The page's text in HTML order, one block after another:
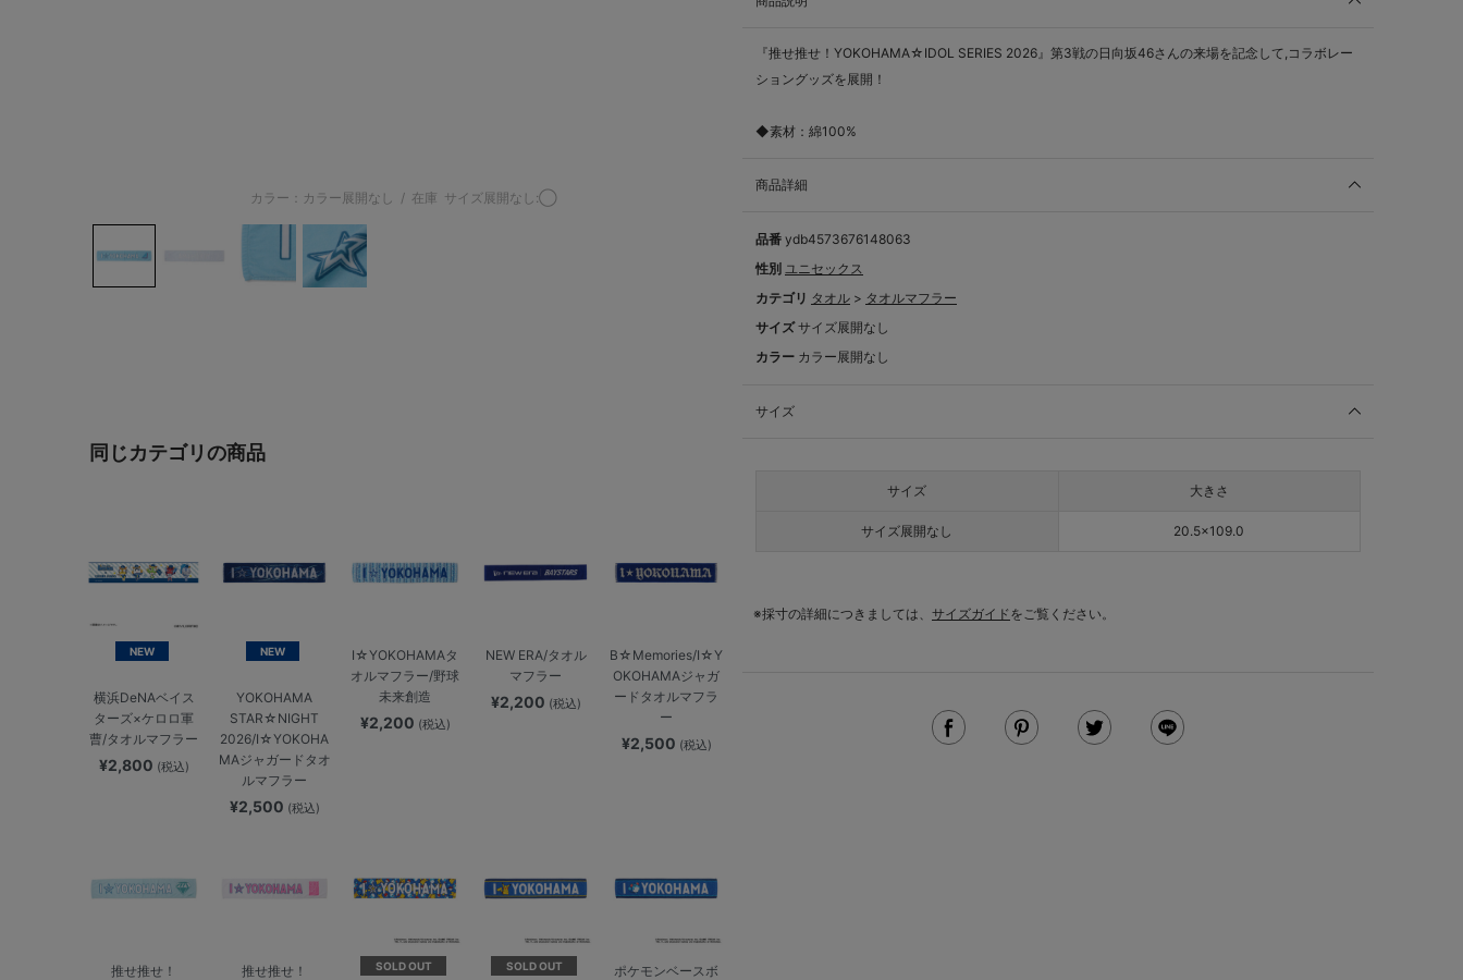
カラー：カラー展開なし / 在庫 サイズ展開なし:◯
同じカテゴリの商品
NEW
横浜DeNAベイス
ターズ×ケロロ軍
曹/タオルマフラー
¥2,800 (税込)
NEW
YOKOHAMA
STAR☆NIGHT
2026/I☆YOKOHA
MAジャガードタオ
ルマフラー
¥2,500 (税込)
I☆YOKOHAMAタ
オルマフラー/野球
未来創造
¥2,200 (税込)
NEW ERA/タオル
マフラー
¥2,200 (税込)
B☆Memories/I☆Y
OKOHAMAジャガ
ードタオルマフラ
ー
¥2,500 (税込)
推せ推せ！
推せ推せ！
SOLD OUT SOLD OUT
ポケモンベースボ
『推せ推せ！YOKOHAMA☆IDOL SERIES 2026』第3戦の日向坂46さんの来場を記念して,コラボレー
ショングッズを展開！
◆素材：綿100%
商品詳細
品番 ydb4573676148063
性別 ユニセックス
カテゴリ タオル > タオルマフラー
サイズ サイズ展開なし
カラー カラー展開なし
サイズ
サイズ 大きさ
サイズ展開なし 20.5×109.0
※採寸の詳細につきましては、 サイズガイドをご覧ください。